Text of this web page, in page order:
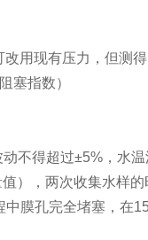
用现有压力，但测
塞指数）
不得超过±5%，水
），两次收集水样的
膜孔完全堵塞，